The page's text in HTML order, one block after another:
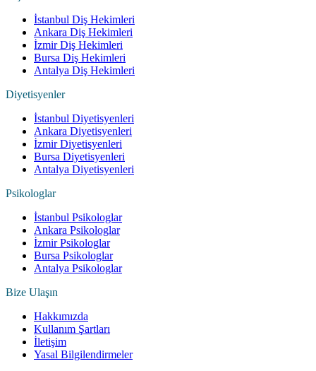
İstanbul Diş Hekimleri
Ankara Diş Hekimleri
İzmir Diş Hekimleri
Bursa Diş Hekimleri
Antalya Diş Hekimleri
Diyetisyenler
İstanbul Diyetisyenleri
Ankara Diyetisyenleri
İzmir Diyetisyenleri
Bursa Diyetisyenleri
Antalya Diyetisyenleri
Psikologlar
İstanbul Psikologlar
Ankara Psikologlar
İzmir Psikologlar
Bursa Psikologlar
Antalya Psikologlar
Bize Ulaşın
Hakkımızda
Kullanım Şartları
İletişim
Yasal Bilgilendirmeler